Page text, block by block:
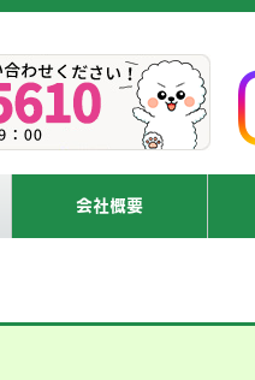
会社概要